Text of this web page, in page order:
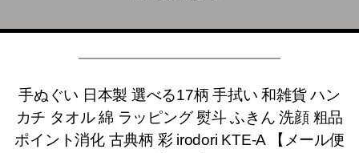
手ぬぐい 日本製 選べる17柄 手拭い 和雑貨 ハン
カチ タオル 綿 ラッピング 熨斗 ふきん 洗顔 粗品
ポイント消化 古典柄 彩 irodori KTE-A 【メール便